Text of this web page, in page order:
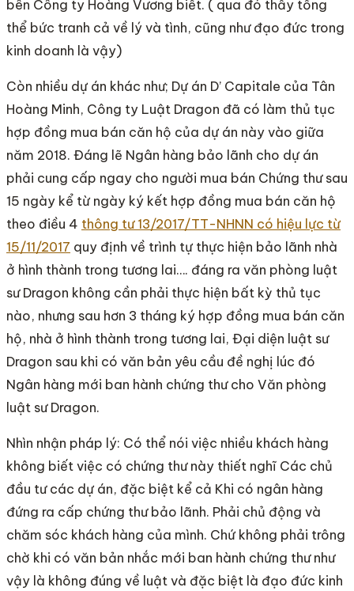
bên Công ty Hoàng Vương biết. ( qua đó thấy tổng
thể bức tranh cả về lý và tình, cũng như đạo đức trong
kinh doanh là vậy)
Còn nhiều dự án khác như; Dự án D’ Capitale của Tân
Hoàng Minh, Công ty Luật Dragon đã có làm thủ tục
hợp đồng mua bán căn hộ của dự án này vào giữa
năm 2018. Đáng lẽ Ngân hàng bảo lãnh cho dự án
phải cung cấp ngay cho người mua bán Chứng thư sau
15 ngày kể từ ngày ký kết hợp đồng mua bán căn hộ
theo điều 4 thông tư 13/2017/TT-NHNN có hiệu lực từ
15/11/2017 quy định về trình tự thực hiện bảo lãnh nhà
ở hình thành trong tương lai…. đáng ra văn phòng luật
sư Dragon không cần phải thực hiện bất kỳ thủ tục
nào, nhưng sau hơn 3 tháng ký hợp đồng mua bán căn
hộ, nhà ở hình thành trong tương lai, Đại diện luật sư
Dragon sau khi có văn bản yêu cầu đề nghị lúc đó
Ngân hàng mới ban hành chứng thư cho Văn phòng
luật sư Dragon.
Nhìn nhận pháp lý: Có thể nói việc nhiều khách hàng
không biết việc có chứng thư này thiết nghĩ Các chủ
đầu tư các dự án, đặc biệt kể cả Khi có ngân hàng
đứng ra cấp chứng thư bảo lãnh. Phải chủ động và
chăm sóc khách hàng của mình. Chứ không phải trông
chờ khi có văn bản nhắc mới ban hành chứng thư như
vậy là không đúng về luật và đặc biệt là đạo đức kinh